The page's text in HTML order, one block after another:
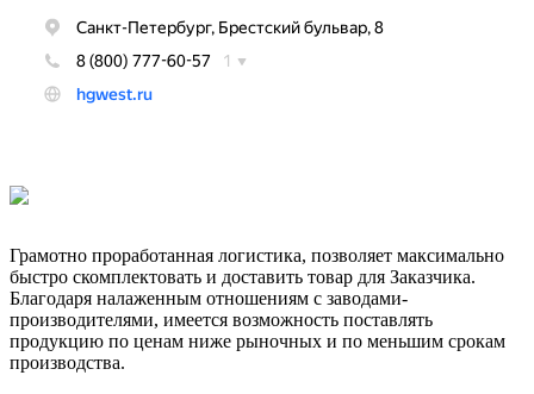
Грамотно проработанная логистика, позволяет максимально
быстро скомплектовать и доставить товар для Заказчика.
Благодаря налаженным отношениям с заводами-
производителями, имеется возможность поставлять
продукцию по ценам ниже рыночных и по меньшим срокам
производства.